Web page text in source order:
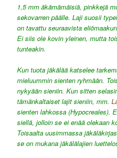
1,5 mm äkämämäisiä, pinkkejä
sekovarren päälle. Laji suosii
on tavattu seuraavista
Ei siis ole kovin yleinen, mutta
tunteakin.
Kun tuota jäkälää katselee
mieluummin sienten ryhmään.
nykyään sieniin. Kun sitten
tämänkaltaiset lajit sieniin, mm.
sienten lahkossa (Hypocreales).
siellä, jolloin se ei enää olekaan
Toisaalta uusimmassa
se on mukana jäkälälajien